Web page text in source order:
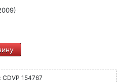
CDVP 154767